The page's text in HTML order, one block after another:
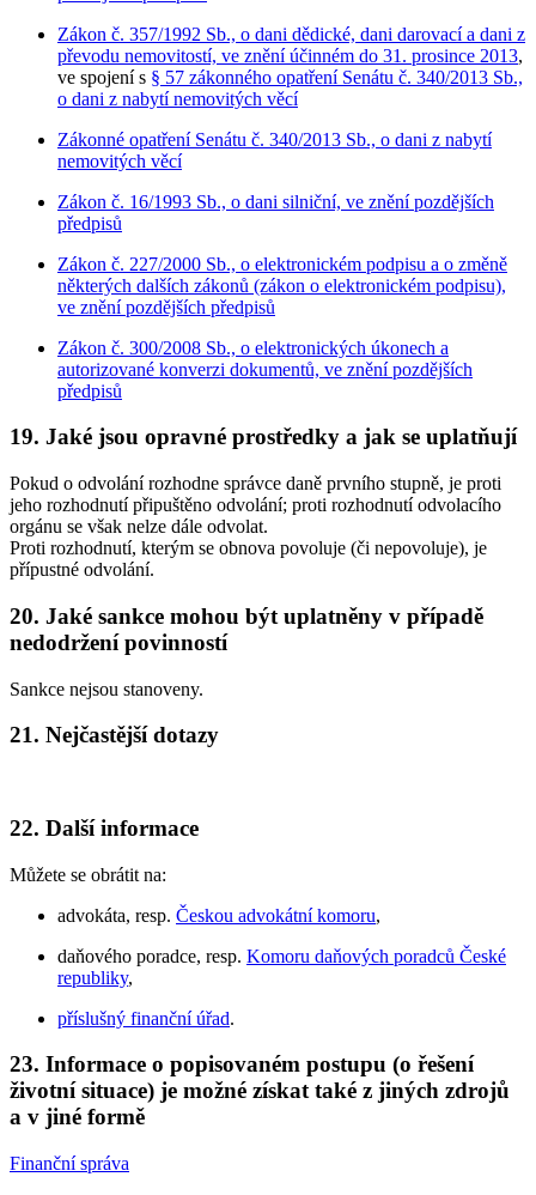
Zákon č. 357/1992 Sb., o dani dědické, dani darovací a dani z
převodu nemovitostí, ve znění účinném do 31. prosince 2013,
ve spojení s § 57 zákonného opatření Senátu č. 340/2013 Sb.,
o dani z nabytí nemovitých věcí
Zákonné opatření Senátu č. 340/2013 Sb., o dani z nabytí
nemovitých věcí
Zákon č. 16/1993 Sb., o dani silniční, ve znění pozdějších
předpisů
Zákon č. 227/2000 Sb., o elektronickém podpisu a o změně
některých dalších zákonů (zákon o elektronickém podpisu),
ve znění pozdějších předpisů
Zákon č. 300/2008 Sb., o elektronických úkonech a
autorizované konverzi dokumentů, ve znění pozdějších
předpisů
19. Jaké jsou opravné prostředky a jak se uplatňují
Pokud o odvolání rozhodne správce daně prvního stupně, je proti
jeho rozhodnutí připuštěno odvolání; proti rozhodnutí odvolacího
orgánu se však nelze dále odvolat.
Proti rozhodnutí, kterým se obnova povoluje (či nepovoluje), je
přípustné odvolání.
20. Jaké sankce mohou být uplatněny v případě
nedodržení povinností
Sankce nejsou stanoveny.
21. Nejčastější dotazy
22. Další informace
Můžete se obrátit na:
advokáta, resp. Českou advokátní komoru,
daňového poradce, resp. Komoru daňových poradců České
republiky,
příslušný finanční úřad.
23. Informace o popisovaném postupu (o řešení
životní situace) je možné získat také z jiných zdrojů
a v jiné formě
Finanční správa